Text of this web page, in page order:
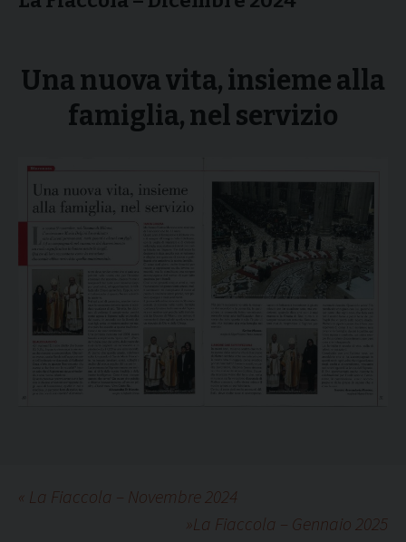
Una nuova vita, insieme alla
famiglia, nel servizio
« La Fiaccola – Novembre 2024
La Fiaccola – Gennaio 2025
»